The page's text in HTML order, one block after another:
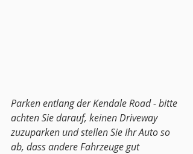
Parken entlang der Kendale Road - bitte
achten Sie darauf, keinen Driveway
zuzuparken und stellen Sie Ihr Auto so
ab, dass andere Fahrzeuge gut